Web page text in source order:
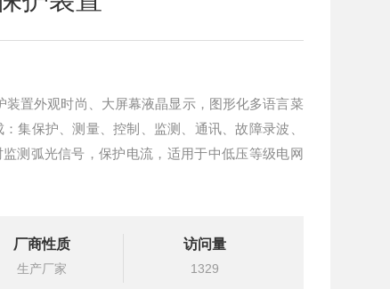
装置外观时尚、大屏幕液晶显示，图形化多语言菜
集保护、测量、控制、监测、通讯、故障录波、
测弧光信号，保护电流，适用于中低压等级电网
厂商性质
生产厂家
访问量
1329